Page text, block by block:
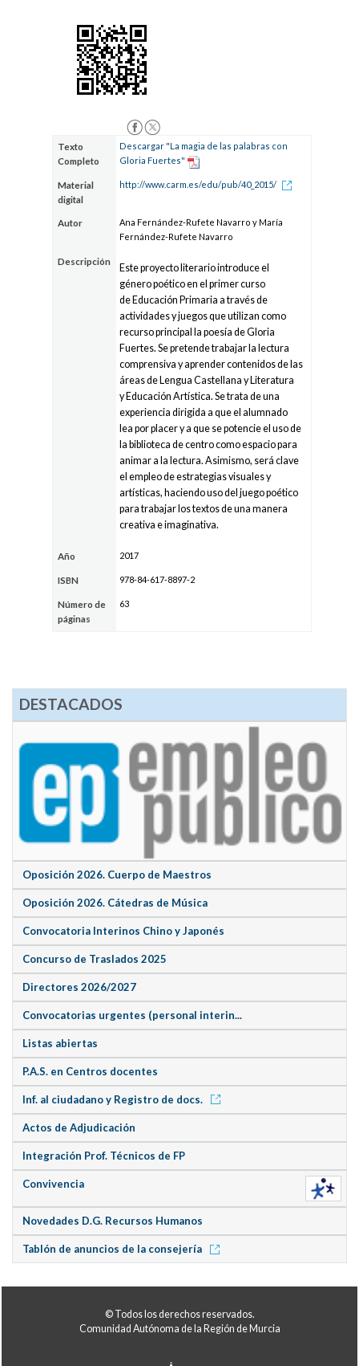
Texto
Completo
Descargar "La magia de las palabras con
Gloria Fuertes"
Material
digital
http://www.carm.es/edu/pub/40_2015/
Autor
Ana Fernández-Rufete Navarro y María
Fernández-Rufete Navarro
Descripción
Este proyecto literario introduce el
género poético en el primer curso
de Educación Primaria a través de
actividades y juegos que utilizan como
recurso principal la poesía de Gloria
Fuertes. Se pretende trabajar la lectura
comprensiva y aprender contenidos de las
áreas de Lengua Castellana y Literatura
y Educación Artística. Se trata de una
experiencia dirigida a que el alumnado
lea por placer y a que se potencie el uso de
la biblioteca de centro como espacio para
animar a la lectura. Asimismo, será clave
el empleo de estrategias visuales y
artísticas, haciendo uso del juego poético
para trabajar los textos de una manera
creativa e imaginativa.
Año 2017
ISBN 978-84-617-8897-2
Número de
páginas
63
DESTACADOS
Oposición 2026. Cuerpo de Maestros
Oposición 2026. Cátedras de Música
Convocatoria Interinos Chino y Japonés
Concurso de Traslados 2025
Directores 2026/2027
Convocatorias urgentes (personal interin...
Listas abiertas
P.A.S. en Centros docentes
Inf. al ciudadano y Registro de docs.
Actos de Adjudicación
Integración Prof. Técnicos de FP
Convivencia
Novedades D.G. Recursos Humanos
Tablón de anuncios de la consejería
© Todos los derechos reservados.
Comunidad Autónoma de la Región de Murcia